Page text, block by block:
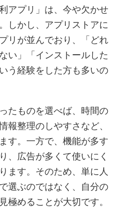
アプリ」は、今や欠かせ
しかし、アプリストアに
リが並んでおり、「どれ
い」「インストールした
う経験をした方も多いの
たものを選べば、時間の
報整理のしやすさなど、
す。一方で、機能が多す
、広告が多くて使いにく
ます。そのため、単に人
選ぶのではなく、自分の
極めることが大切です。